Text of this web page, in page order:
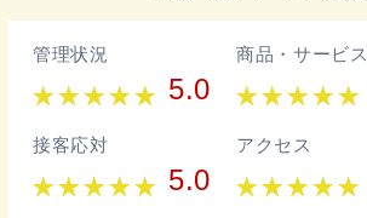
管理状況
5.0
商品・サービス
接客応対
5.0
アクセス